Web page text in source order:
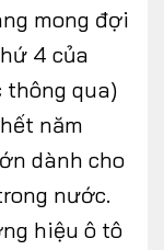
mong đợi
4 của
thông qua)
năm
dành cho
nước.
hiệu ô tô